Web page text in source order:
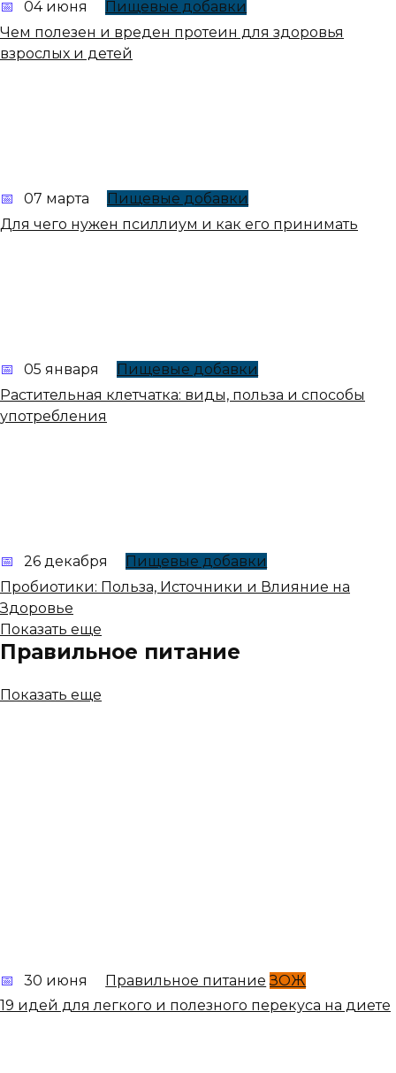
04 июня
Пищевые добавки
Чем полезен и вреден протеин для здоровья
взрослых и детей
07 марта
Пищевые добавки
Для чего нужен псиллиум и как его принимать
05 января
Пищевые добавки
Растительная клетчатка: виды, польза и способы
употребления
26 декабря
Пищевые добавки
Пробиотики: Польза, Источники и Влияние на
Здоровье
Показать еще
Правильное питание
Показать еще
30 июня Правильное питание ЗОЖ
19 идей для легкого и полезного перекуса на диете